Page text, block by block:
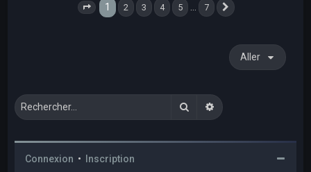
Page 1 sur
1 2 3 4 5 7
Aller
RechercherRecherche avancée
Connexion • Inscription